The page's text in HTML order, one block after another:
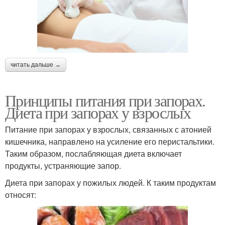
читать дальше →
Принципы питания при запорах.
Диета при запорах у взрослых
Питание при запорах у взрослых, связанных с атонией
кишечника, направлено на усиление его перистальтики.
Таким образом, послабляющая диета включает
продукты, устраняющие запор.
Диета при запорах у пожилых людей. К таким продуктам
относят: